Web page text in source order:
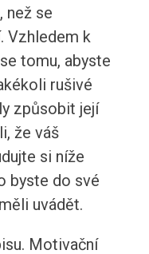
než se
Vzhledem k
tomu, abyste
rušivé
způsobit její
že váš
si níže
byste do své
uvádět.
Motivační